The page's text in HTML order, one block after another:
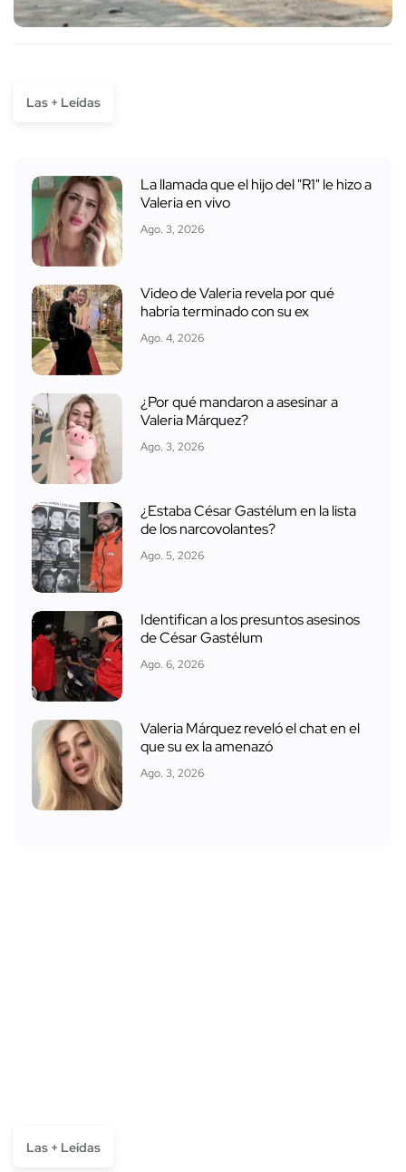
Las + Leídas
La llamada que el hijo del "R1" le hizo a
Valeria en vivo
Ago. 3, 2026
Video de Valeria revela por qué
habría terminado con su ex
Ago. 4, 2026
¿Por qué mandaron a asesinar a
Valeria Márquez?
Ago. 3, 2026
¿Estaba César Gastélum en la lista
de los narcovolantes?
Ago. 5, 2026
Identifican a los presuntos asesinos
de César Gastélum
Ago. 6, 2026
Valeria Márquez reveló el chat en el
que su ex la amenazó
Ago. 3, 2026
Las + Leídas